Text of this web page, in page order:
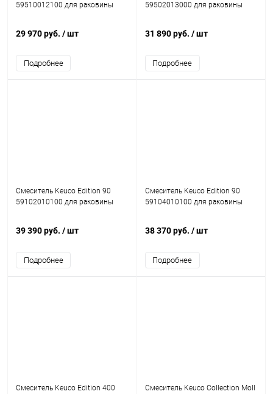
59510012100 для раковины
29 970 руб. / шт
Подробнее
59502013000 для раковины
31 890 руб. / шт
Подробнее
Смеситель Keuco Edition 90
59102010100 для раковины
39 390 руб. / шт
Подробнее
Смеситель Keuco Edition 90
59104010100 для раковины
38 370 руб. / шт
Подробнее
Смеситель Keuco Edition 400
Смеситель Keuco Collection Moll